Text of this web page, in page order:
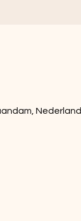
Nederland